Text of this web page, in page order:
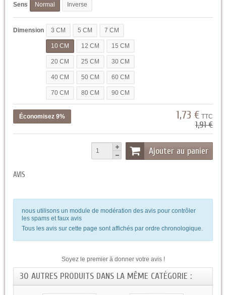
Sens Normal Inverse
Dimension 3 CM 5 CM 7 CM
10 CM 12 CM 15 CM
20 CM 25 CM 30 CM
40 CM 50 CM 60 CM
70 CM 80 CM 90 CM
Économisez 9% 1,73 € TTC
1,91 €
Ajouter au panier
AVIS
nous utilisons un module de modération des avis pour contrôler
les spams et faux avis
Tous les avis sur cette page sont affichés par ordre chronologique.
Soyez le premier à donner votre avis !
30 AUTRES PRODUITS DANS LA MÊME CATÉGORIE :